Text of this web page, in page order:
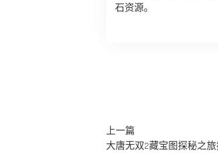
石资源。
上一篇
大唐无双2藏宝图探秘之